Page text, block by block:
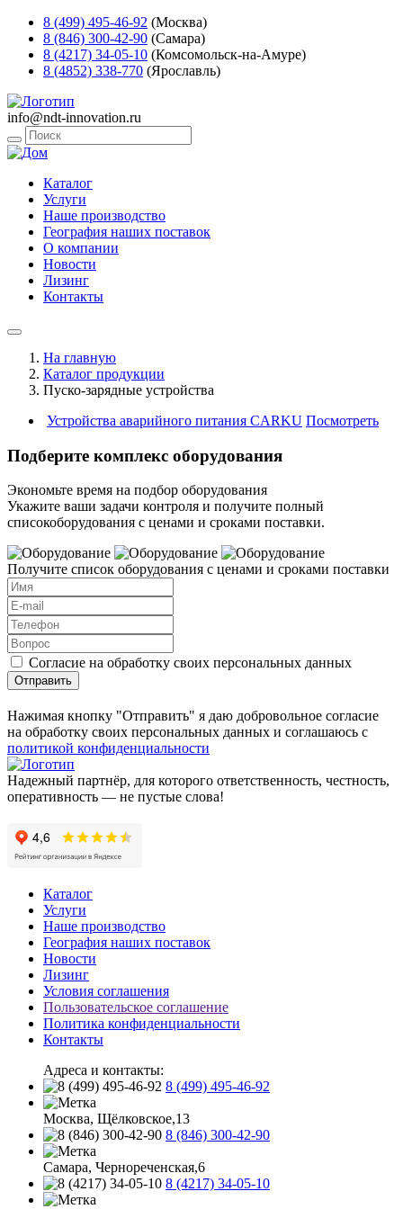
8 (499) 495-46-92 (Москва)
8 (846) 300-42-90 (Самара)
8 (4217) 34-05-10 (Комсомольск-на-Амуре)
8 (4852) 338-770 (Ярославль)
info@ndt-innovation.ru
Каталог
Услуги
Наше производство
География наших поставок
О компании
Новости
Лизинг
Контакты
На главную
Каталог продукции
Пуско-зарядные устройства
Устройства аварийного питания CARKU Посмотреть
Подберите комплекс оборудования
Экономьте время на подбор оборудования
Укажите ваши задачи контроля и получите полный
списокоборудования с ценами и сроками поставки.
Получите список оборудования с ценами и сроками поставки
Согласие на обработку своих персональных данных
Отправить
Нажимая кнопку "Отправить" я даю добровольное согласие
на обработку своих персональных данных и соглашаюсь с
политикой конфиденциальности
Надежный партнёр, для которого ответственность, честность,
оперативность — не пустые слова!
Каталог
Услуги
Наше производство
География наших поставок
Новости
Лизинг
Условия соглашения
Пользовательское соглашение
Политика конфиденциальности
Контакты
Адреса и контакты:
8 (499) 495-46-92
Москва, Щёлковское,13
8 (846) 300-42-90
Самара, Чернореченская,6
8 (4217) 34-05-10